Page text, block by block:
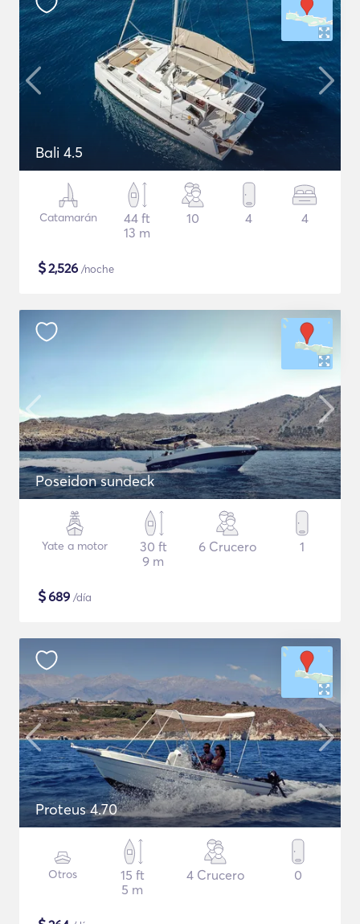
Bali 4.5
Catamarán
44 ft
13 m
10 4 4
$2,526 /noche
Poseidon sundeck
Yate a motor
30 ft
9 m
6 Crucero 1
$689 /día
Proteus 4.70
Otros
15 ft
5 m
4 Crucero 0